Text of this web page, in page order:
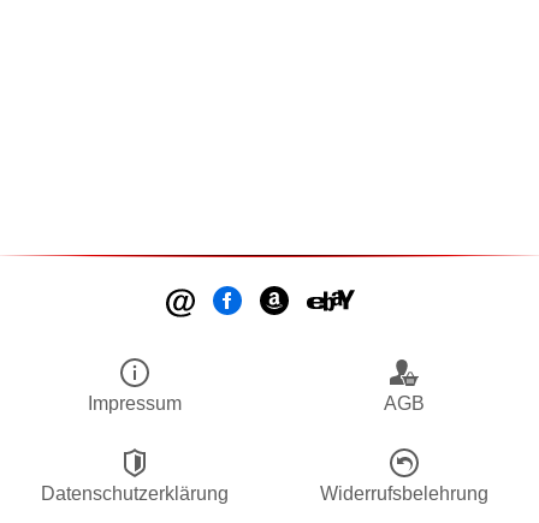
Impressum AGB
Datenschutzerklärung Widerrufsbelehrung